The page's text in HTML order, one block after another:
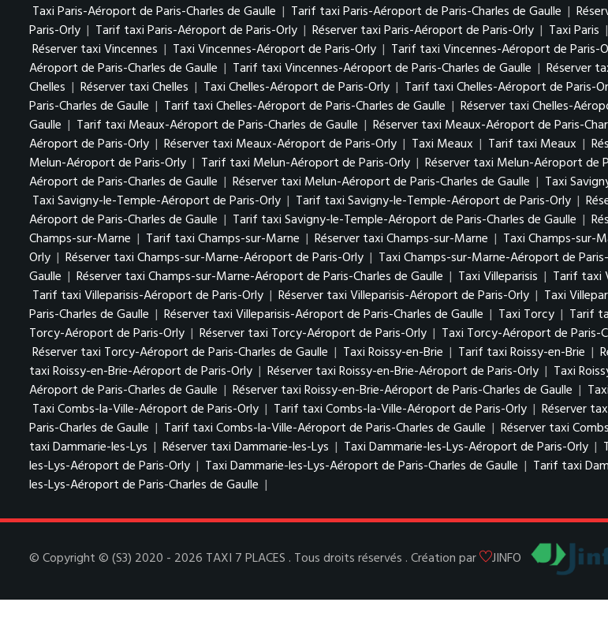
Taxi Paris-Aéroport de Paris-Charles de Gaulle | Tarif taxi Paris-Aéroport de Paris-Charles de Gaulle |
Paris-Orly | Tarif taxi Paris-Aéroport de Paris-Orly | Réserver taxi Paris-Aéroport de Paris-Orly | Taxi Paris |
Réserver taxi Vincennes | Taxi Vincennes-Aéroport de Paris-Orly | Tarif taxi Vincennes-Aéroport de Paris-
Aéroport de Paris-Charles de Gaulle | Tarif taxi Vincennes-Aéroport de Paris-Charles de Gaulle | Réserver
Chelles | Réserver taxi Chelles | Taxi Chelles-Aéroport de Paris-Orly | Tarif taxi Chelles-Aéroport de Paris-
Paris-Charles de Gaulle | Tarif taxi Chelles-Aéroport de Paris-Charles de Gaulle | Réserver taxi Chelles-
Gaulle | Tarif taxi Meaux-Aéroport de Paris-Charles de Gaulle | Réserver taxi Meaux-Aéroport de Paris-
Aéroport de Paris-Orly | Réserver taxi Meaux-Aéroport de Paris-Orly | Taxi Meaux | Tarif taxi Meaux |
Melun-Aéroport de Paris-Orly | Tarif taxi Melun-Aéroport de Paris-Orly | Réserver taxi Melun-Aéroport de
Aéroport de Paris-Charles de Gaulle | Réserver taxi Melun-Aéroport de Paris-Charles de Gaulle | Taxi
Taxi Savigny-le-Temple-Aéroport de Paris-Orly | Tarif taxi Savigny-le-Temple-Aéroport de Paris-Orly |
Aéroport de Paris-Charles de Gaulle | Tarif taxi Savigny-le-Temple-Aéroport de Paris-Charles de Gaulle |
Champs-sur-Marne | Tarif taxi Champs-sur-Marne | Réserver taxi Champs-sur-Marne | Taxi Champs-sur-
Orly | Réserver taxi Champs-sur-Marne-Aéroport de Paris-Orly | Taxi Champs-sur-Marne-Aéroport de
Gaulle | Réserver taxi Champs-sur-Marne-Aéroport de Paris-Charles de Gaulle | Taxi Villeparisis | Tarif taxi
Tarif taxi Villeparisis-Aéroport de Paris-Orly | Réserver taxi Villeparisis-Aéroport de Paris-Orly | Taxi
Paris-Charles de Gaulle | Réserver taxi Villeparisis-Aéroport de Paris-Charles de Gaulle | Taxi Torcy | Tarif
Torcy-Aéroport de Paris-Orly | Réserver taxi Torcy-Aéroport de Paris-Orly | Taxi Torcy-Aéroport de Paris-
Réserver taxi Torcy-Aéroport de Paris-Charles de Gaulle | Taxi Roissy-en-Brie | Tarif taxi Roissy-en-Brie |
taxi Roissy-en-Brie-Aéroport de Paris-Orly | Réserver taxi Roissy-en-Brie-Aéroport de Paris-Orly | Taxi
Aéroport de Paris-Charles de Gaulle | Réserver taxi Roissy-en-Brie-Aéroport de Paris-Charles de Gaulle |
Taxi Combs-la-Ville-Aéroport de Paris-Orly | Tarif taxi Combs-la-Ville-Aéroport de Paris-Orly | Réserver
Paris-Charles de Gaulle | Tarif taxi Combs-la-Ville-Aéroport de Paris-Charles de Gaulle | Réserver taxi
taxi Dammarie-les-Lys | Réserver taxi Dammarie-les-Lys | Taxi Dammarie-les-Lys-Aéroport de Paris-Orly |
les-Lys-Aéroport de Paris-Orly | Taxi Dammarie-les-Lys-Aéroport de Paris-Charles de Gaulle | Tarif taxi
les-Lys-Aéroport de Paris-Charles de Gaulle |
© Copyright © (S3) 2020 - 2026 TAXI 7 PLACES . Tous droits réservés . Création par JINFO